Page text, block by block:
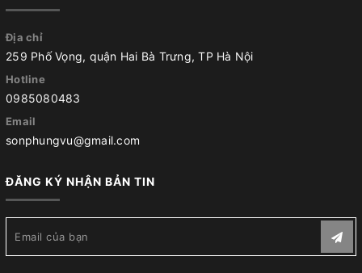
Địa chỉ
259 Phố Vọng, quận Hai Bà Trưng, TP Hà Nội
Hotline
0985080483
Email
sonphungvu@gmail.com
ĐĂNG KÝ NHẬN BẢN TIN